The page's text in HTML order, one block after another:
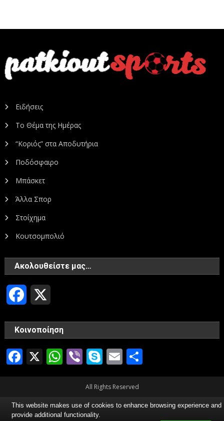
Ειδήσεις
Το Θέμα της Ημέρας
“Κοριός” στα Αποδυτήρια
Ποδόσφαιρο
Μπάσκετ
Άλλα Σπορ
Στοίχημα
Κουτσομπολιό
Ακολουθείστε μας…
Facebook
Κοινοποίηση
Facebook
X WhatsApp
ViberSkype
Email
All Rights Reserved
This website makes use of cookies to enhance browsing experience and
provide additional functionality.